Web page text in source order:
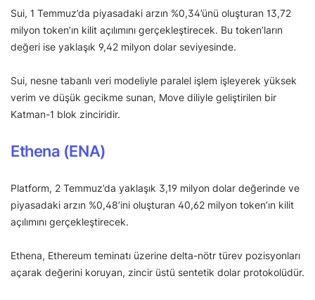
Sui, 1 Temmuz’da piyasadaki arzın %0,34’ünü oluşturan 13,72
milyon token’ın kilit açılımını gerçekleştirecek. Bu token’ların
değeri ise yaklaşık 9,42 milyon dolar seviyesinde.
Sui, nesne tabanlı veri modeliyle paralel işlem işleyerek yüksek
verim ve düşük gecikme sunan, Move diliyle geliştirilen bir
Katman-1 blok zinciridir.
Ethena (ENA)
Platform, 2 Temmuz’da yaklaşık 3,19 milyon dolar değerinde ve
piyasadaki arzın %0,48’ini oluşturan 40,62 milyon token’ın kilit
açılımını gerçekleştirecek.
Ethena, Ethereum teminatı üzerine delta-nötr türev pozisyonları
açarak değerini koruyan, zincir üstü sentetik dolar protokolüdür.